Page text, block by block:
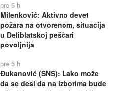
pre 5 h
Milenković: Aktivno devet
požara na otvorenom, situacija
u Deliblatskoj peščari
povoljnija
pre 5 h
Đukanović (SNS): Lako može
da se desi da na izborima bude